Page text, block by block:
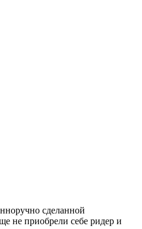
сделанной
не приобрели себе ридер и